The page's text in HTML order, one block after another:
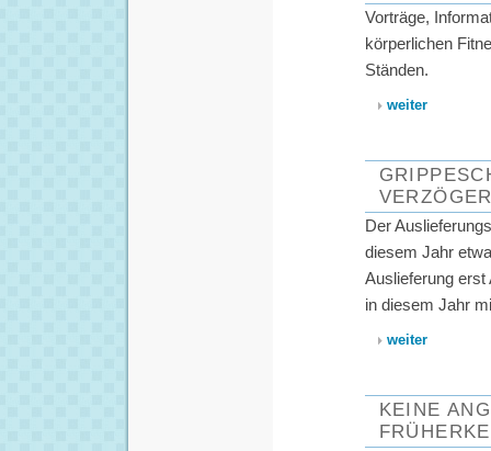
Vorträge,
körperlichen
Ständen.
weiter
Der
diesem Jahr
Auslieferung erst
in diesem Jahr
weiter
KEINE